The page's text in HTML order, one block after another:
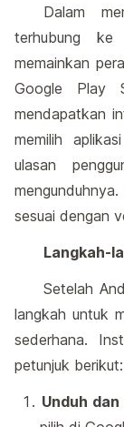
Dalam
terhubung ke
memainkan
Google Play
mendapatkan
memilih
ulasan
sesuai dengan
Langkah-
Setelah
langkah untuk
sederhana.
petunjuk
Unduh